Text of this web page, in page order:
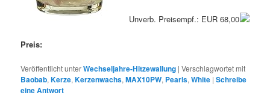
Unverb. Preisempf.: EUR 68,00
Preis:
Veröffentlicht unterWechseljahre-Hitzewallung |Verschlagwortet mit
Baobab,Kerze,Kerzenwachs,MAX10PW, Pearls,White |Schreibe
eine Antwort